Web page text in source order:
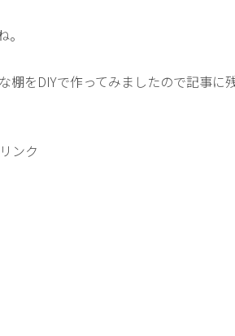
をDIYで作ってみましたので記事に
ンク